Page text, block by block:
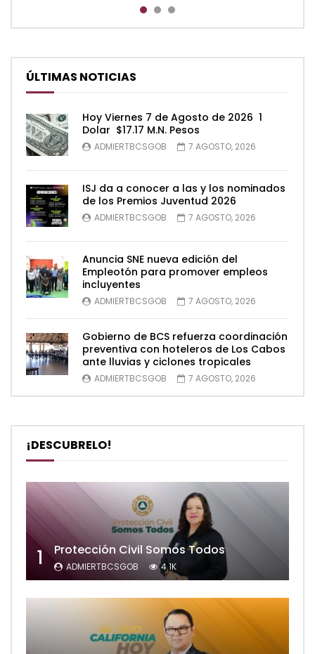
ÚLTIMAS NOTICIAS
Hoy Viernes 7 de Agosto de 2026 1
Dolar $17.17 M.N. Pesos
ADMIERTBCSGOB 7 AGOSTO, 2026
ISJ da a conocer a las y los nominados
de los Premios Juventud 2026
ADMIERTBCSGOB 7 AGOSTO, 2026
Anuncia SNE nueva edición del
Empleotón para promover empleos
incluyentes
ADMIERTBCSGOB 7 AGOSTO, 2026
Gobierno de BCS refuerza coordinación
preventiva con hoteleros de Los Cabos
ante lluvias y ciclones tropicales
ADMIERTBCSGOB 7 AGOSTO, 2026
¡DESCUBRELO!
1 Protección Civil Somos Todos
ADMIERTBCSGOB 4.1K